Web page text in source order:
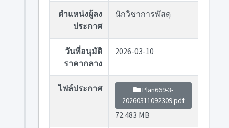
ตำแหน่งผู้ลง
ประกาศ
นักวิชาการพัสดุ
วันที่อนุมัติ
ราคากลาง
2026-03-10
ไฟล์ประกาศ
Plan669-3-
20260311092309.pdf
72.483 MB